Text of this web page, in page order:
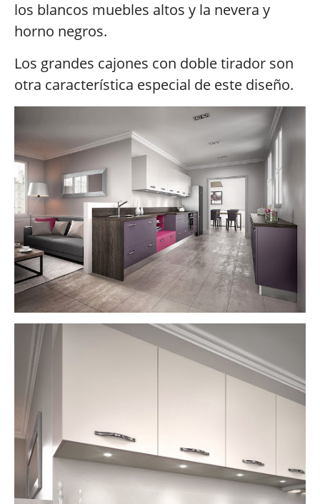
los blancos muebles altos y la nevera y
horno negros.
Los grandes cajones con doble tirador son
otra característica especial de este diseño.